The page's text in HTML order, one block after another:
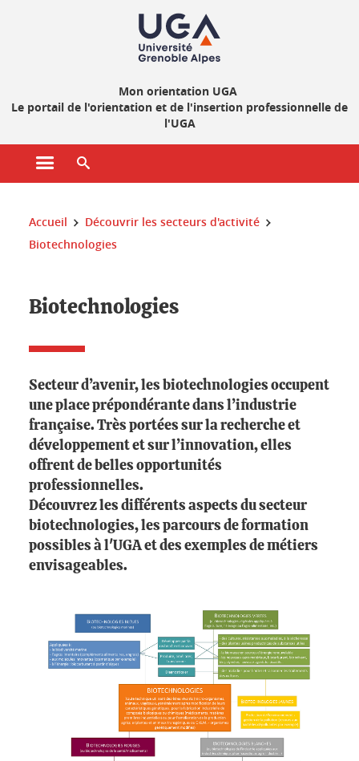
Mon orientation UGA
Le portail de l'orientation et de l'insertion professionnelle de
l'UGA
Ouvrir le menu principal
Vous êtes ici :
Accueil
Découvrir les secteurs d'activité
Biotechnologies
Biotechnologies
Secteur d’avenir, les biotechnologies occupent
une place prépondérante dans l’industrie
française. Très portées sur la recherche et
développement et sur l’innovation, elles
offrent de belles opportunités
professionnelles.
Découvrez les différents aspects du secteur
biotechnologies, les parcours de formation
possibles à l'UGA et des exemples de métiers
envisageables.